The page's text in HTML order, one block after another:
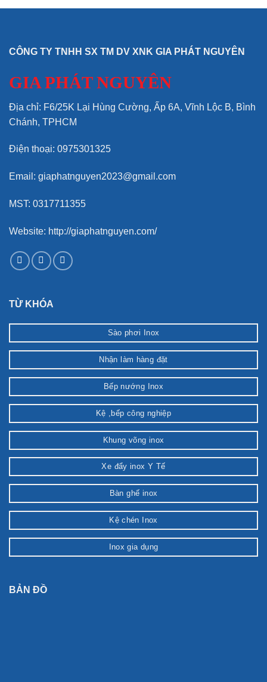
CÔNG TY TNHH SX TM DV XNK GIA PHÁT NGUYÊN
GIA PHÁT NGUYÊN
Địa chỉ: F6/25K Lại Hùng Cường, Ấp 6A, Vĩnh Lộc B, Bình
Chánh, TPHCM
Điện thoại: 0975301325
Email: giaphatnguyen2023@gmail.com
MST: 0317711355
Website: http://giaphatnguyen.com/
TỪ KHÓA
Sào phơi Inox
Nhận làm hàng đặt
Bếp nướng Inox
Kệ ,bếp công nghiệp
Khung võng inox
Xe đẩy inox Y Tế
Bàn ghế inox
Kệ chén Inox
Inox gia dụng
BẢN ĐỒ